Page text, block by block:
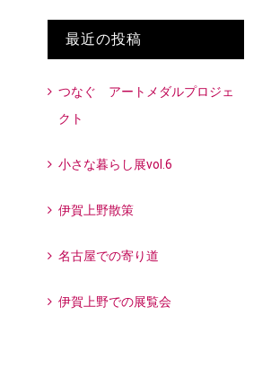
最近の投稿
つなぐ アートメダルプロジェ
クト
小さな暮らし展vol.6
伊賀上野散策
名古屋での寄り道
伊賀上野での展覧会